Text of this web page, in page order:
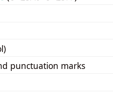
punctuation marks